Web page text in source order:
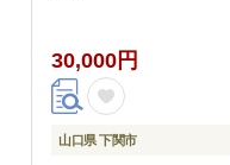
30,000円
山口県 下関市